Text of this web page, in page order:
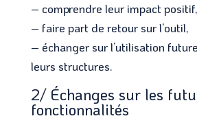
– comprendre leur impact positif,
– faire part de retour sur l’outil,
– échanger sur l’utilisation
leurs structures.
2/ Échanges sur les
fonctionnalités